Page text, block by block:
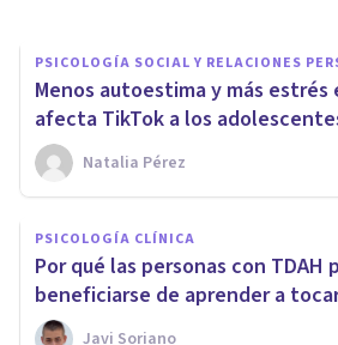
PSICOLOGÍA SOCIAL Y RELACIONES
Menos autoestima y más estrés
afecta TikTok a los
Natalia Pérez
PSICOLOGÍA CLÍNICA
Por qué las personas con TDAH
beneficiarse de aprender a
Javi Soriano
NEUROCIENCIAS
Un nuevo modelo
función adaptativa
psicológico